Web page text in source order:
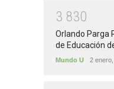
3 830
Orlando Parga
de Educación
Mundo U 2